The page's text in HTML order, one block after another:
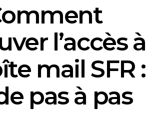
l’accès à
mail SFR :
pas à pas